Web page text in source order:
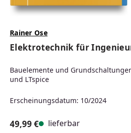
Rainer Ose
Elektrotechnik für
Bauelemente und
und LTspice
Erscheinungsdatum: 10/2024
49,99 € lieferbar